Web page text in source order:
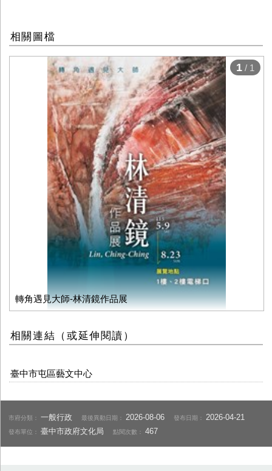
相關圖檔
轉角遇見大師-林清鏡作品展
1 / 1
相關連結（或延伸閱讀）
臺中市屯區藝文中心
市府分類：一般行政 最後異動日期：2026-08-06 發布日期：2026-04-21
發布單位：臺中市政府文化局 點閱次數：467